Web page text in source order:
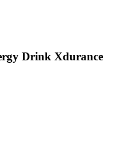
Drink Xdurance